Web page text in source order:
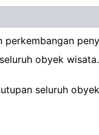
obyek
seluruh